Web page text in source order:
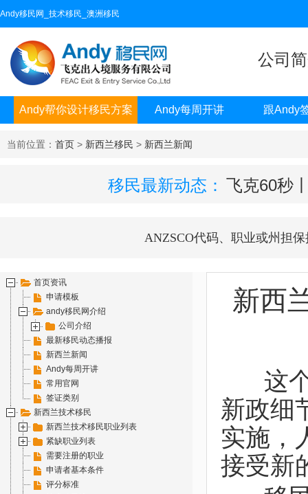
Andy移民网_技术移民_澳洲移民
公司
Andy帮你设计移民方案 Andy每周开讲 跟Andy
当前位置： 首页 > 新西兰移民 > 新西兰新闻
移民最新动态： 飞克60秒
ANZSCO代码、职业或州担保
首页资讯
申请模板
andy移民网介绍
公司介绍
最新移民动态播报
新西兰新闻
Andy每周开讲
常用官网
签证类别
新西兰技术移民
新西兰技术移民职业列表
紧缺职业列表
需要注册的职业
申请者基本条件
评分标准
新西
这个
新政细
实施，
接受新